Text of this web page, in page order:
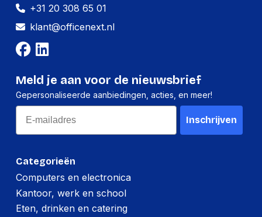
Categorieën
Computers en electronica
Kantoor, werk en school
Eten, drinken en catering
+31 20 308 65 01
klant@officenext.nl
Meld je aan voor de nieuwsbrief
Gepersonaliseerde aanbiedingen, acties, en meer!
Email
Inschrijven